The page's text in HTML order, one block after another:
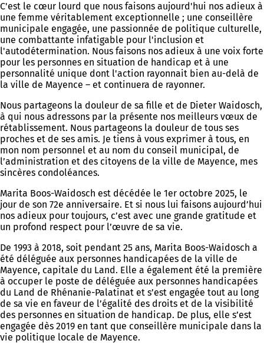
C'est le cœur lourd que nous faisons aujourd'hui nos adieux à
une femme véritablement exceptionnelle ; une conseillère
municipale engagée, une passionnée de politique culturelle,
une combattante infatigable pour l'inclusion et
l'autodétermination. Nous faisons nos adieux à une voix forte
pour les personnes en situation de handicap et à une
personnalité unique dont l'action rayonnait bien au-delà de
la ville de Mayence – et continuera de rayonner.
Nous partageons la douleur de sa fille et de Dieter Waidosch,
à qui nous adressons par la présente nos meilleurs vœux de
rétablissement. Nous partageons la douleur de tous ses
proches et de ses amis. Je tiens à vous exprimer à tous, en
mon nom personnel et au nom du conseil municipal, de
l’administration et des citoyens de la ville de Mayence, mes
sincères condoléances.
Marita Boos-Waidosch est décédée le 1er octobre 2025, le
jour de son 72e anniversaire. Et si nous lui faisons aujourd’hui
nos adieux pour toujours, c’est avec une grande gratitude et
un profond respect pour l’œuvre de sa vie.
De 1993 à 2018, soit pendant 25 ans, Marita Boos-Waidosch a
été déléguée aux personnes handicapées de la ville de
Mayence, capitale du Land. Elle a également été la première
à occuper le poste de déléguée aux personnes handicapées
du Land de Rhénanie-Palatinat et s’est engagée tout au long
de sa vie en faveur de l’égalité des droits et de la visibilité
des personnes en situation de handicap. De plus, elle s’est
engagée dès 2019 en tant que conseillère municipale dans la
vie politique locale de Mayence.